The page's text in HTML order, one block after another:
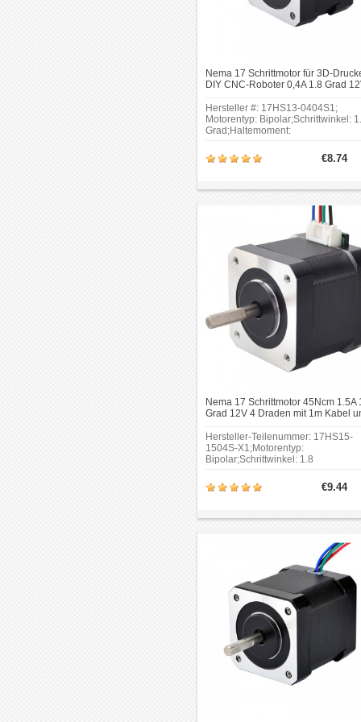
Nema 17 Schrittmotor für 3D-
DIY CNC-Roboter 0,4A 1.8 Grad
Hersteller #: 17HS13-0404S1;
Motorentyp: Bipolar;Schrittwinkel:
Grad;Haltemoment:
0.4A;Stromspannung: 12V.
Rahmengröße: 42 x 42mm;Körper
Φ5mm.
€8.74
Nema 17 Schrittmotor 45Ncm 1.5A
Grad 12V 4 Draden mit 1m Kabel
Drucker/Extruder
Hersteller-Teilenummer: 17HS15-
1504S-X1;Motorentyp:
Bipolar;Schrittwinkel: 1.8
45Ncm(63.74oz.in);Strom/Phase:
1.50A.Rahmengröße: 42 x
39mm;Schaftdurchmesser: Φ5mm.
€9.44